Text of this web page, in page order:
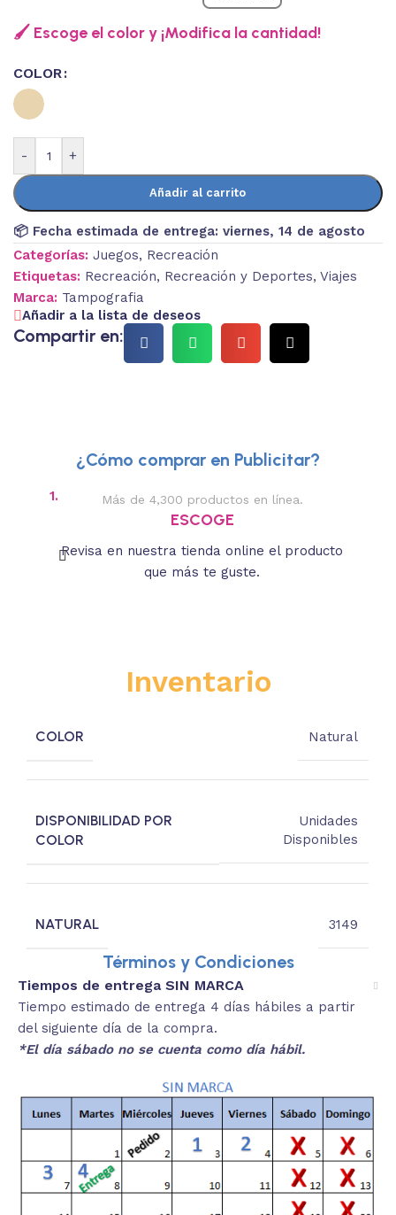
🖌️ Escoge el color y ¡Modifica la cantidad!
COLOR
- +
Añadir al carrito
📦 Fecha estimada de entrega: viernes, 14 de agosto
Categorías: Juegos, Recreación
Etiquetas: Recreación, Recreación y Deportes, Viajes
Marca: Tampografia
Añadir a la lista de deseos
Compartir en:
¿Cómo comprar en Publicitar?
1. Más de 4,300 productos en línea.
ESCOGE
Revisa en nuestra tienda online el producto
que más te guste.
Inventario
COLOR Natural
DISPONIBILIDAD POR
COLOR
Unidades
Disponibles
NATURAL 3149
Términos y Condiciones
Tiempos de entrega SIN MARCA
Tiempo estimado de entrega 4 días hábiles a partir
del siguiente día de la compra.
*El día sábado no se cuenta como día hábil.